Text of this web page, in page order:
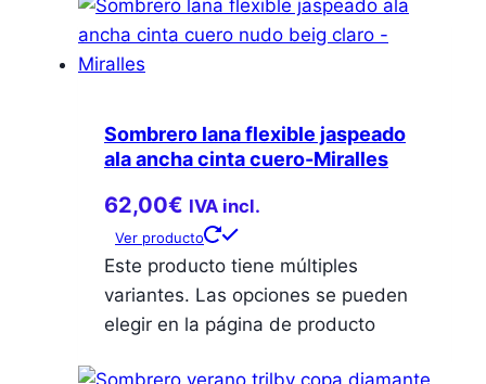
Sombrero lana flexible jaspeado
ala ancha cinta cuero-Miralles
62,00€ IVA incl.
Ver producto
Este producto tiene múltiples
variantes. Las opciones se pueden
elegir en la página de producto